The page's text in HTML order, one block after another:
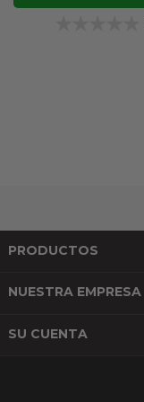
PRODUCTOS
NUESTRA EMPRESA
SU CUENTA